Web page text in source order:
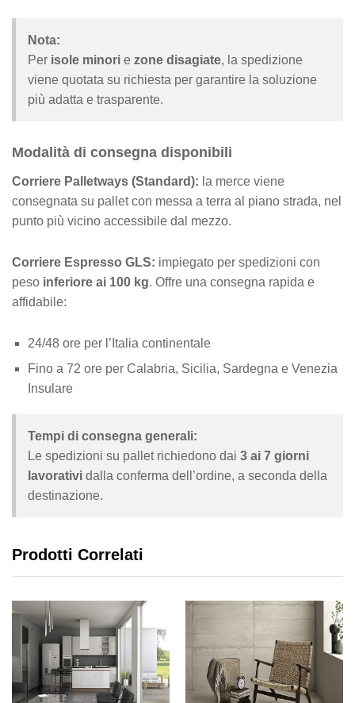
Nota:
Per isole minori e zone disagiate, la spedizione
viene quotata su richiesta per garantire la soluzione
più adatta e trasparente.
Modalità di consegna disponibili
Corriere Palletways (Standard): la merce viene
consegnata su pallet con messa a terra al piano strada, nel
punto più vicino accessibile dal mezzo.
Corriere Espresso GLS: impiegato per spedizioni con
peso inferiore ai 100 kg. Offre una consegna rapida e
affidabile:
24/48 ore per l’Italia continentale
Fino a 72 ore per Calabria, Sicilia, Sardegna e Venezia
Insulare
Tempi di consegna generali:
Le spedizioni su pallet richiedono dai 3 ai 7 giorni
lavorativi dalla conferma dell’ordine, a seconda della
destinazione.
Prodotti Correlati